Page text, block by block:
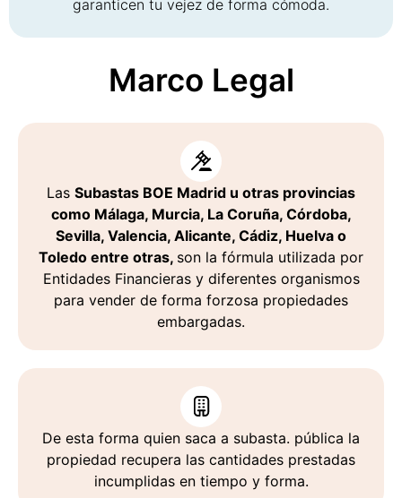
garanticen tu vejez de forma cómoda.
Marco Legal
Las Subastas BOE Madrid u otras provincias
como Málaga, Murcia, La Coruña, Córdoba,
Sevilla, Valencia, Alicante, Cádiz, Huelva o
Toledo entre otras, son la fórmula utilizada por
Entidades Financieras y diferentes organismos
para vender de forma forzosa propiedades
embargadas.
De esta forma quien saca a subasta. pública la
propiedad recupera las cantidades prestadas
incumplidas en tiempo y forma.